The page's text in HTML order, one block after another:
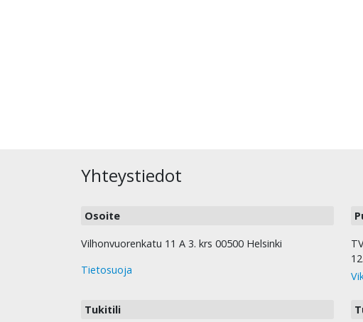
Yhteystiedot
Osoite
Vilhonvuorenkatu 11 A 3. krs 00500 Helsinki
Tietosuoja
Tukitili